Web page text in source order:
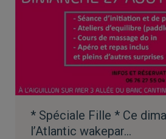
* Spéciale Fille * Ce
l’Atlantic wakepar…